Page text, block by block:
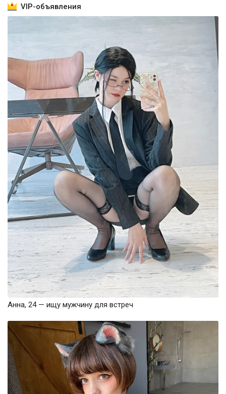
VIP-объявления
Анна, 24 — ищу мужчину для встреч